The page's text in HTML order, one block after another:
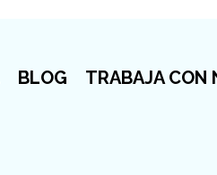
BLOG TRABAJA CON